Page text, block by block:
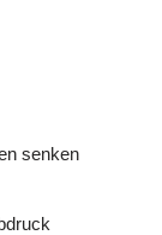
senken